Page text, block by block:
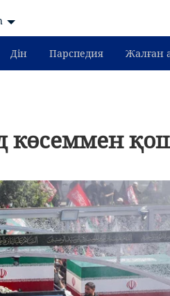
Дін Парспедия Жалған